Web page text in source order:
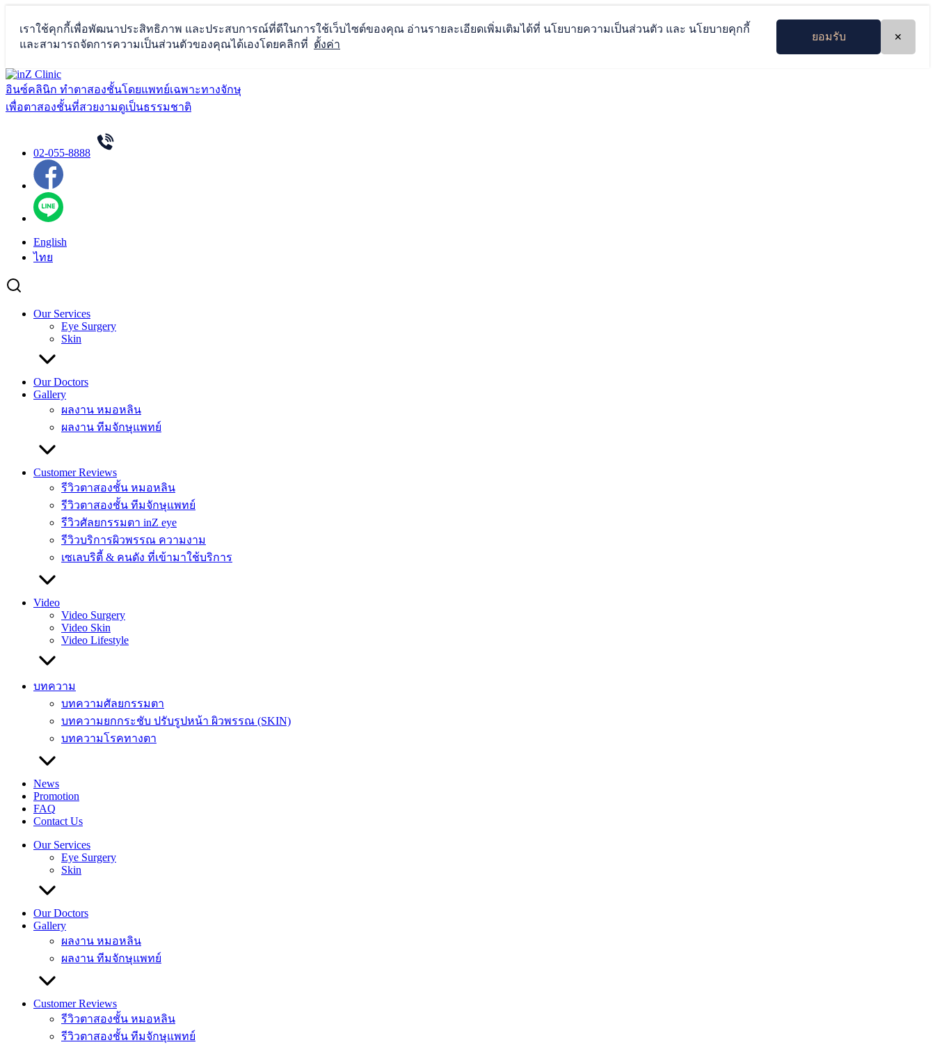
Skip
to
content
อินซ์คลินิก ทำตาสองชั้นโดยแพทย์เฉพาะทางจักษุ
เพื่อตาสองชั้นที่สวยงามดูเป็นธรรมชาติ
02-055-8888
English
ไทย
Our Services
Eye Surgery
Skin
Our Doctors
Gallery
ผลงาน หมอหลิน
ผลงาน ทีมจักษุแพทย์
Customer Reviews
รีวิวตาสองชั้น หมอหลิน
รีวิวตาสองชั้น ทีมจักษุแพทย์
รีวิวศัลยกรรมตา inZ eye
รีวิวบริการผิวพรรณ ความงาม
เซเลบริตี้ & คนดัง ที่เข้ามาใช้บริการ
Video
Video Surgery
Video Skin
Video Lifestyle
บทความ
บทความศัลยกรรมตา
บทความยกกระชับ ปรับรูปหน้า ผิวพรรณ (SKIN)
บทความโรคทางตา
News
Promotion
FAQ
Contact Us
Our Services
Eye Surgery
Skin
Our Doctors
Gallery
ผลงาน หมอหลิน
ผลงาน ทีมจักษุแพทย์
Customer Reviews
รีวิวตาสองชั้น หมอหลิน
รีวิวตาสองชั้น ทีมจักษุแพทย์